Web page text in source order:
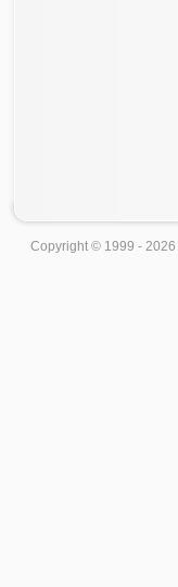
Copyright © 1999 - 2026